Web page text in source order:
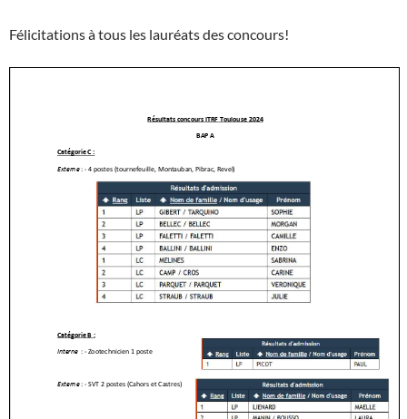
Félicitations à tous les lauréats des concours!